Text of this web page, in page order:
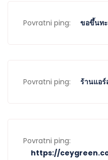
Povratni ping: ขอขึ้นท
Povratni ping: ร้านแอร์
Povratni ping:
https://